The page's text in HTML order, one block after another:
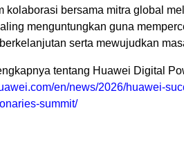
kolaborasi bersama mitra global
menguntungkan guna
serta mewujudkan
tentang Huawei Digital
en/news/2026/huawei-
summit/